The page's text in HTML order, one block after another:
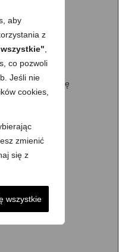
aby
z
co pozwoli
Jeśli nie
cookies,
zmienić
się z
wszystkie
mięsa, gotuję